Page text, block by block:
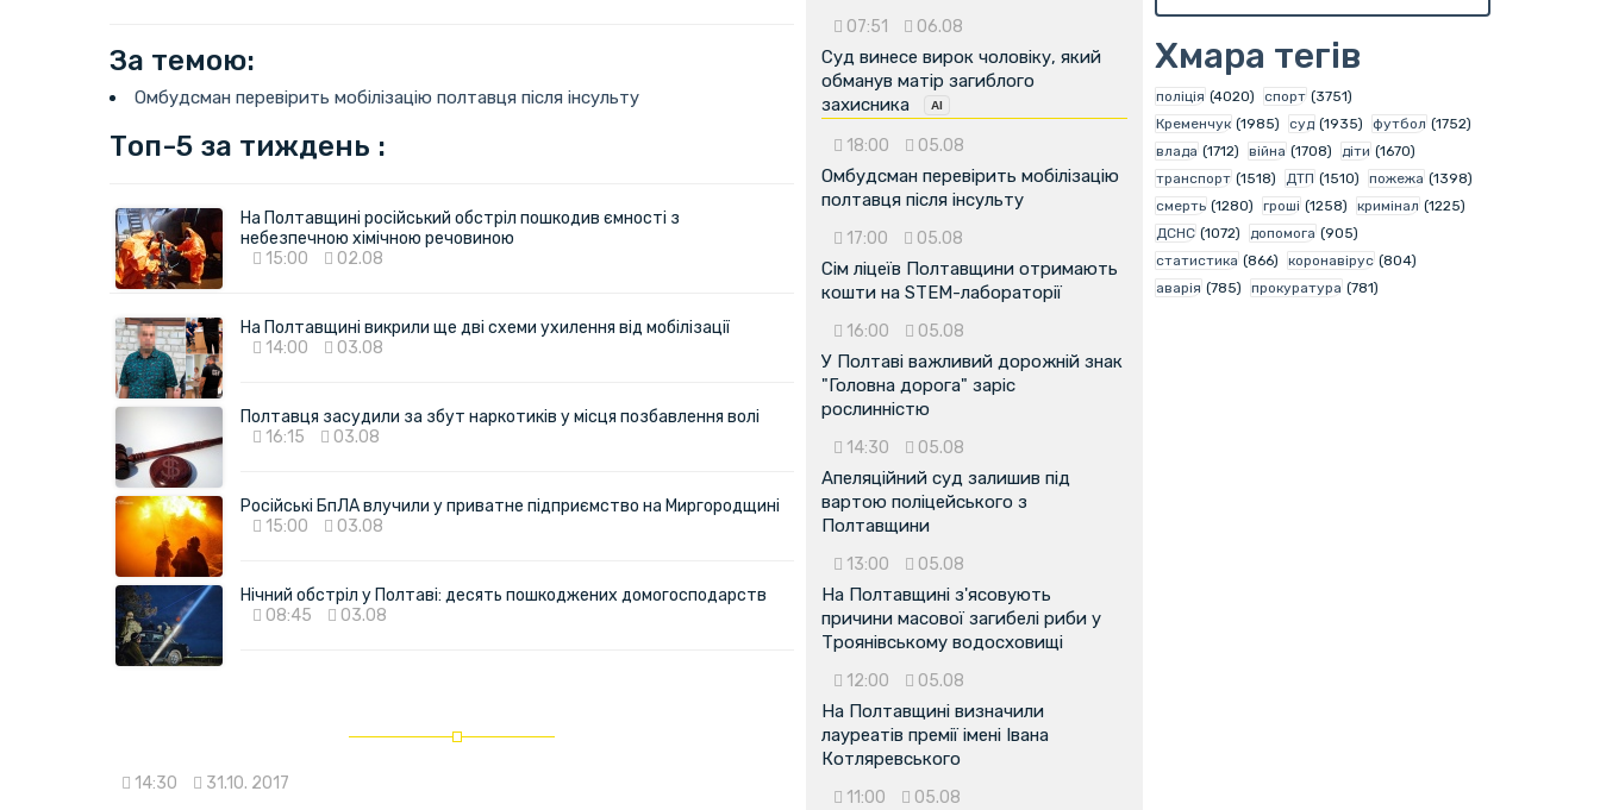
За темою:
Омбудсман перевірить мобілізацію полтавця після інсульту
Топ-5 за тиждень :
На Полтавщині російський обстріл пошкодив ємності з
небезпечною хімічною речовиною
15:00
02.08
На Полтавщині викрили ще дві схеми ухилення від мобілізації
14:00
03.08
Полтавця засудили за збут наркотиків у місця позбавлення волі
16:15
03.08
Російські БпЛА влучили у приватне підприємство на Миргородщині
15:00
03.08
Нічний обстріл у Полтаві: десять пошкоджених домогосподарств
08:45
03.08
14:30 31.10. 2017
07:51 06.08
Суд винесе вирок чоловіку, який
обманув матір загиблого
захисника
18:00 05.08
Омбудсман перевірить мобілізацію
полтавця після інсульту
17:00 05.08
Сім ліцеїв Полтавщини отримають
кошти на STEM-лабораторії
16:00 05.08
У Полтаві важливий дорожній знак
"Головна дорога" заріс
рослинністю
14:30 05.08
Апеляційний суд залишив під
вартою поліцейського з
Полтавщини
13:00 05.08
На Полтавщині з'ясовують
причини масової загибелі риби у
Троянівському водосховищі
12:00 05.08
На Полтавщині визначили
лауреатів премії імені Івана
Котляревського
11:00 05.08
Хмара тегів
поліція (4020) спорт (3751)
Кременчук (1985) суд (1935) футбол (1752)
влада (1712) війна (1708) діти (1670)
транспорт (1518) ДТП (1510) пожежа (1398)
смерть (1280) гроші (1258) кримінал (1225)
ДСНС (1072) допомога (905)
статистика (866) коронавірус (804)
аварія (785) прокуратура (781)